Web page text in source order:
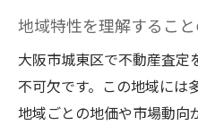
は
過去の実績と評
査定プロセスの
地域特性を理解するこ
大阪市城東区で不動産査定
不可欠です。この地域には
地域ごとの地価や市場動向